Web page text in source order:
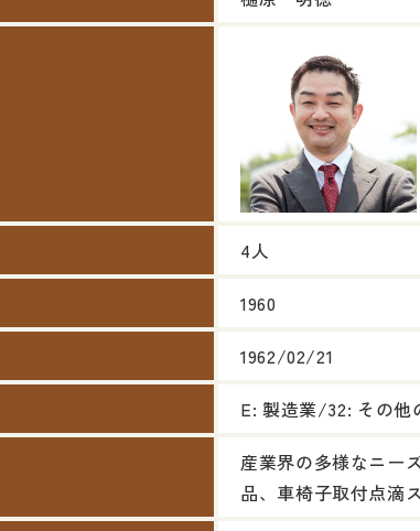
4人
1960
1962/02/21
E: 製造業/32: その他
産業界の多様なニー
品、車椅子取付点滴